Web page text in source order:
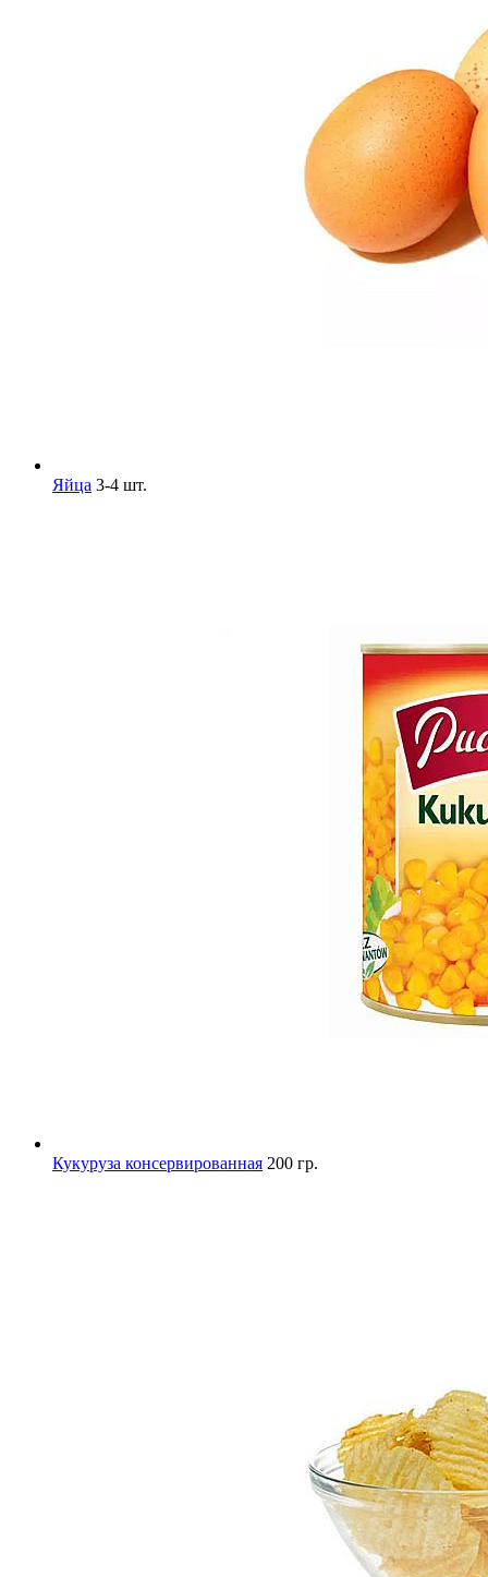
Яйца 3-4 шт.
Кукуруза консервированная 200 гр.